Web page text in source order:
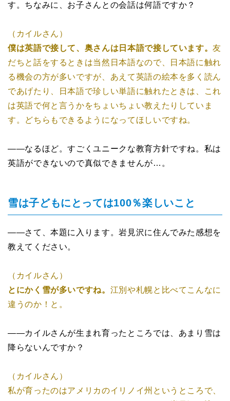
す。ちなみに、お子さんとの会話は何語ですか？
（カイルさん）
僕は英語で接して、奥さんは日本語で接しています。友
だちと話をするときは当然日本語なので、日本語に触れ
る機会の方が多いですが、あえて英語の絵本を多く読ん
であげたり、日本語で珍しい単語に触れたときは、これ
は英語で何と言うかをちょいちょい教えたりしていま
す。どちらもできるようになってほしいですね。
――なるほど。すごくユニークな教育方針ですね。私は
英語ができないので真似できませんが…。
雪は子どもにとっては100％楽しいこと
――さて、本題に入ります。岩見沢に住んでみた感想を
教えてください。
（カイルさん）
とにかく雪が多いですね。 江別や札幌と比べてこんなに
違うのか！と。
――カイルさんが生まれ育ったところでは、あまり雪は
降らないんですか？
（カイルさん）
私が育ったのはアメリカのイリノイ州というところで、